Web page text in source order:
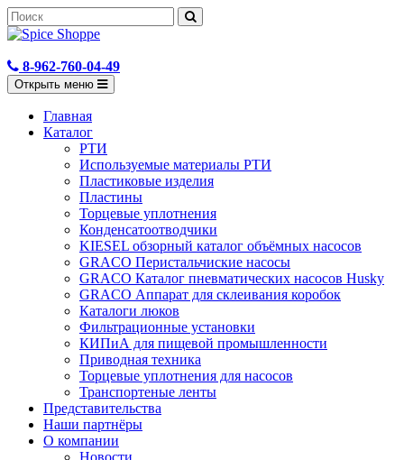
8-962-760-04-49
Открыть меню
Главная
Каталог
РТИ
Используемые материалы РТИ
Пластиковые изделия
Пластины
Торцевые уплотнения
Конденсатоотводчики
KIESEL обзорный каталог объёмных насосов
GRACO Перистальчиские насосы
GRACO Каталог пневматических насосов Husky
GRACO Аппарат для склеивания коробок
Каталоги люков
Фильтрационные установки
КИПиА для пищевой промышленности
Приводная техника
Торцевые уплотнения для насосов
Транспортеные ленты
Представительства
Наши партнёры
О компании
Новости